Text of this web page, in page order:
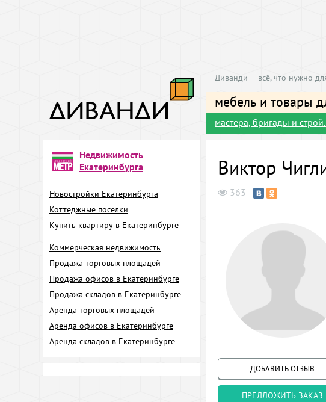
Диванди — всё, что нужно
мебель и товары
мастера, бригады и
Недвижимость
Екатеринбурга
Новостройки Екатеринбурга
Коттеджные поселки
Купить квартиру в Екатеринбурге
Коммерческая недвижимость
Продажа торговых площадей
Продажа офисов в Екатеринбурге
Продажа складов в Екатеринбурге
Аренда торговых площадей
Аренда офисов в Екатеринбурге
Аренда складов в Екатеринбурге
Виктор
363
ДОБАВИТЬ ОТЗЫВ
ПРЕДЛОЖИТЬ ЗАКАЗ